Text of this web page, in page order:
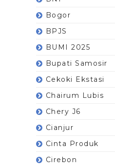
Bogor
BPJS
BUMI 2025
Bupati Samosir
Cekoki Ekstasi
Chairum Lubis
Chery J6
Cianjur
Cinta Produk
Cirebon